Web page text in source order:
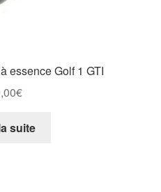
essence Golf 1 GTI
€
suite